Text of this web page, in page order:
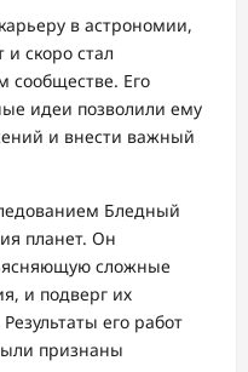
в астрономии,
скоро стал
сообществе. Его
идеи позволили ему
и внести важный
Бледный
планет. Он
сложные
и подверг их
его работ
признаны